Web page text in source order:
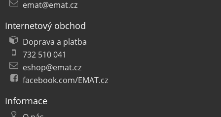
emat@emat.cz
Internetový obchod
Doprava a platba
732 510 041
eshop@emat.cz
facebook.com/EMAT.cz
Informace